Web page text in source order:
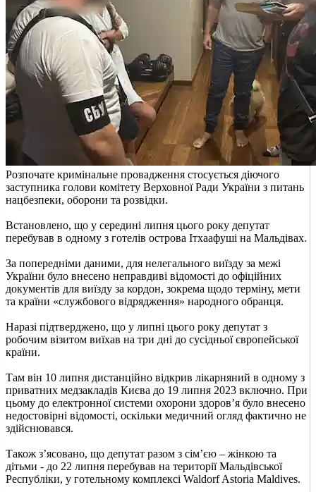
Розпочате кримінальне провадження стосується діючого
заступника голови комітету Верховної Ради України з питань
нацбезпеки, оборони та розвідки.
Встановлено, що у середині липня цього року депутат
перебував в одному з готелів острова Ітхаафуші на Мальдівах.
За попередніми даними, для нелегального виїзду за межі
України було внесено неправдиві відомості до офіційних
документів для виїзду за кордон, зокрема щодо терміну, мети
та країни «службового відрядження» народного обранця.
Наразі підтверджено, що у липні цього року депутат з
робочим візитом виїхав на три дні до сусідньої європейської
країни.
Там він 10 липня дистанційно відкрив лікарняний в одному з
приватних медзакладів Києва до 19 липня 2023 включно. При
цьому до електронної системи охорони здоров’я було внесено
недостовірні відомості, оскільки медичний огляд фактично не
здійснювався.
Також з’ясовано, що депутат разом з сім’єю – жінкою та
дітьми - до 22 липня перебував на території Мальдівської
Республіки, у готельному комплексі Waldorf Astoria Maldives.